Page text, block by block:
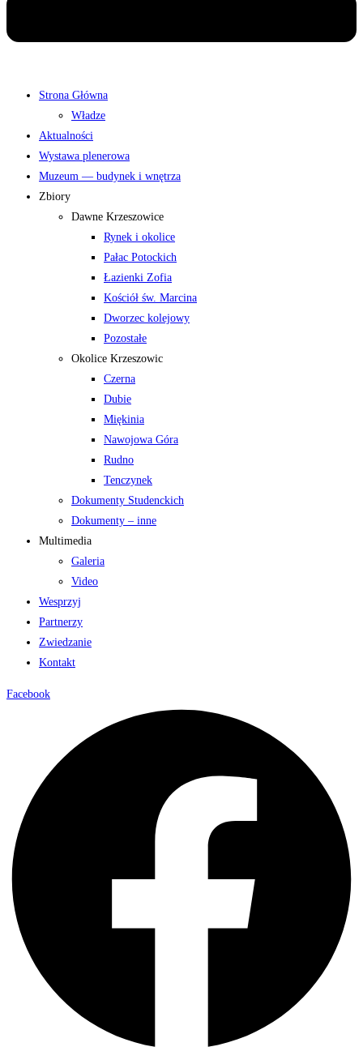
Strona Główna
Władze
Aktualności
Wystawa plenerowa
Muzeum — budynek i wnętrza
Zbiory
Dawne Krzeszowice
Rynek i okolice
Pałac Potockich
Łazienki Zofia
Kościół św. Marcina
Dworzec kolejowy
Pozostałe
Okolice Krzeszowic
Czerna
Dubie
Miękinia
Nawojowa Góra
Rudno
Tenczynek
Dokumenty Studenckich
Dokumenty – inne
Multimedia
Galeria
Video
Wesprzyj
Partnerzy
Zwiedzanie
Kontakt
Facebook